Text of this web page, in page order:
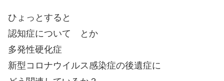
ひょっとすると
認知症について とか
多発性硬化症
新型コロナウイルス感染症の後遺症に